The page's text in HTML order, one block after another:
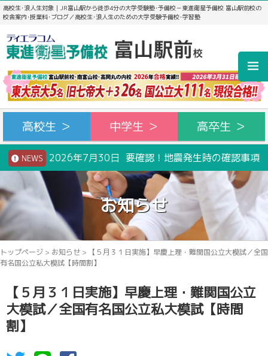
高校生･浪人生対象｜JR富山駅から徒歩4分の大学受験塾･予備校－東進衛星予備校 富山駅前校の
校舎案内･授業料･ブログ／高校生･浪人生のための大学受験予備校･学習塾
高校生 ＞ 中学生 ＞ 高卒生 ＞
NEWS 2026年7月30日 要確認！地震発生時の確認事項
お知らせ
トップページ > お知らせ >
【５月３１日実施】早慶上理・難関国公立大模試／全国
有名国公立私大模試【時間割】
【５月３１日実施】早慶上理・難関国公立
大模試／全国有名国公立私大模試【時間
割】